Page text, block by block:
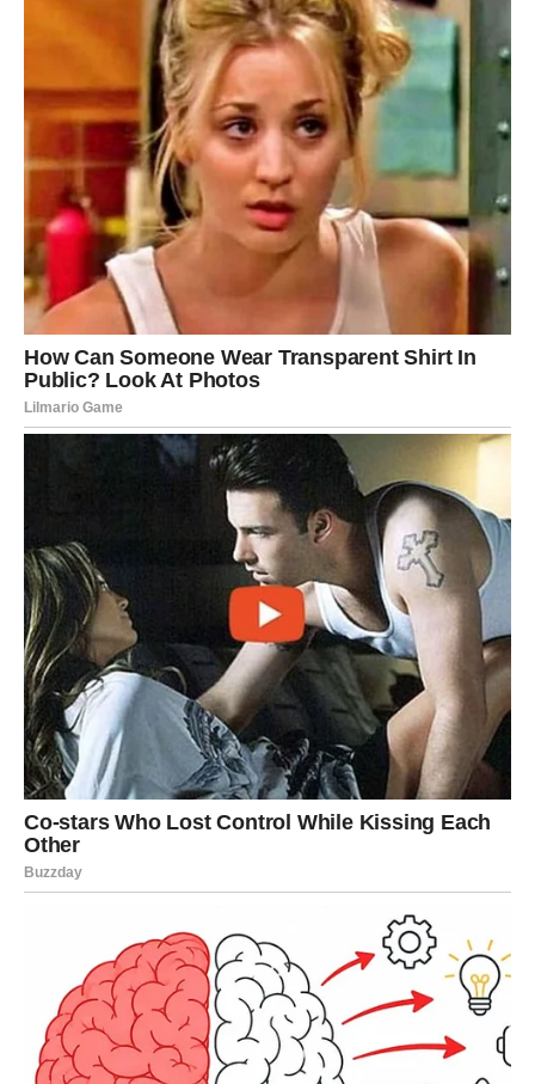
pokušati jedan od ovih trikova. Možda će vam trebati svega
par minuta, a rezultat može biti spaseno odijelo ili omiljena
Sitna popravka može značiti veliku uštedu i duži
život vaših stvari.
Na kraju, izbor između bacanja i popravke nije samo
praktično, već i etičko pitanje. U vremenu kada svijet muku
muči s prekomjernim otpadom i klimatskim promjenama,
svaka odluka da nešto popravimo umjesto da bacimo
doprinosi očuvanju resursa. A možda i vraća osjećaj
zadovoljstva – jer smo sami riješili problem i produžili život
stvarima koje volimo.
Oglasi